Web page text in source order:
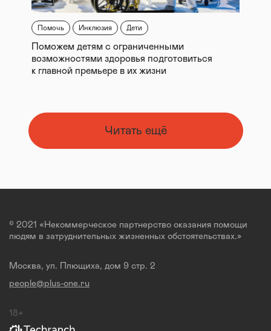
Помочь Инклюзия Дети
Поможем детям с ограниченными
возможностями здоровья подготовиться
к главной премьере в их жизни
Читать ещё
© 2021 «Некоммерческое партнерство оказания помощи
людям в затруднительных жизненных обстоятельствах.»
Москва, ул. Плющиха, дом 9 стр. 2
people@plus-one.ru
18+